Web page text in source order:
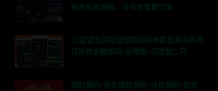
刷单系统源码，可卡单重置订单
12国语言国际版理财返利电影投资海外项
目投资金融源码/运营版/可定制二开
理财源码/扶贫理财源码/扶贫源码/投资